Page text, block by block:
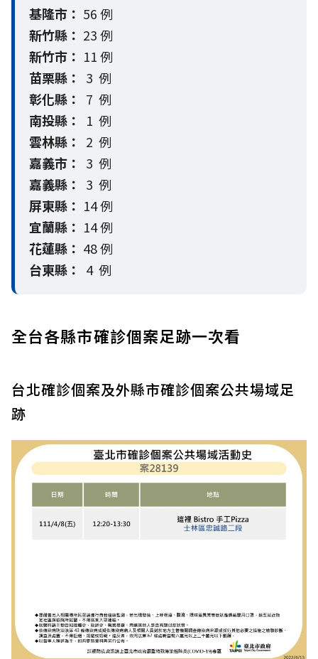
基隆市： 56 例
新竹縣： 23 例
新竹市： 11 例
苗栗縣：
3 例
彰化縣：
7 例
南投縣：
1 例
雲林縣：
2 例
嘉義市：
3 例
嘉義縣：
3 例
屏東縣： 14 例
宜蘭縣： 14 例
花蓮縣： 48 例
台東縣：
4 例
全台各縣市確診個案足跡一次看
台北確診個案及外縣市確診個案公共場域足
跡